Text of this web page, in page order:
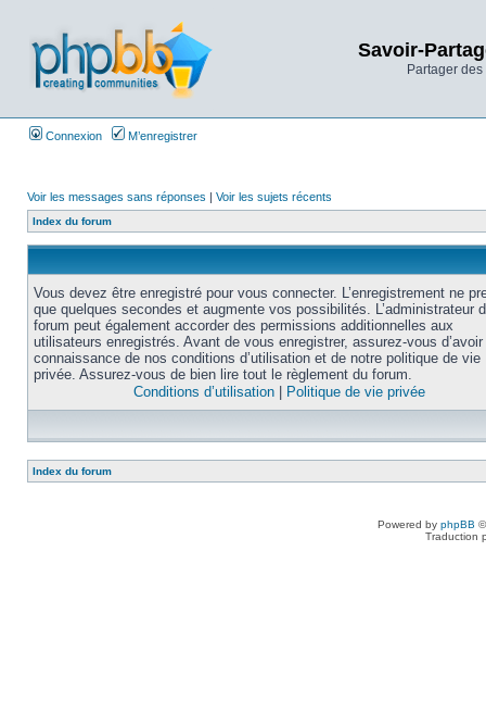
Savoir-
Partager
Connexion M’enregistrer
Voir les messages sans réponses | Voir les sujets récents
Index du forum
Vous devez être enregistré pour vous connecter. L’enregistrement ne
que quelques secondes et augmente vos possibilités. L’administrateur
forum peut également accorder des permissions additionnelles aux
utilisateurs enregistrés. Avant de vous enregistrer, assurez-vous
connaissance de nos conditions d’utilisation et de notre politique de vie
privée. Assurez-vous de bien lire tout le règlement du forum.
Conditions d’utilisation
Politique de vie privée
Index du forum
Powered by phpBB
Traduction